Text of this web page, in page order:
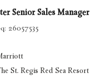
Senior Sales Manager
26057535
St. Regis Red Sea Resort